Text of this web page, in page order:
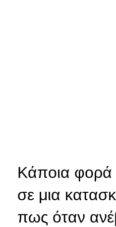
Κάποια φορά
σε μια
πως όταν